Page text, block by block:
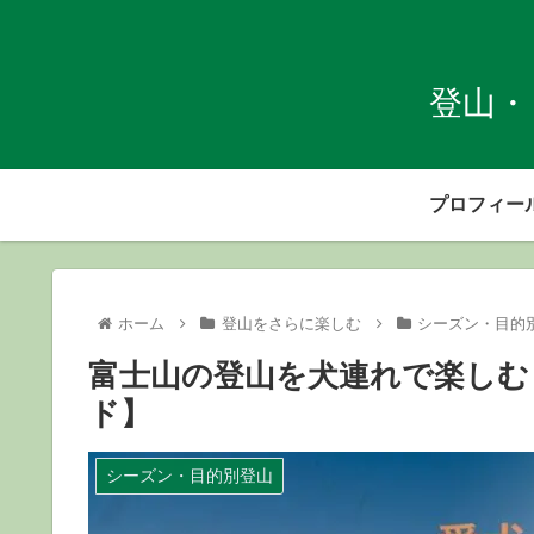
登山
プロフィー
ホーム 登山をさらに楽しむ シーズン・目的
富士山の登山を犬連れで楽し
ド】
シーズン・目的別登山